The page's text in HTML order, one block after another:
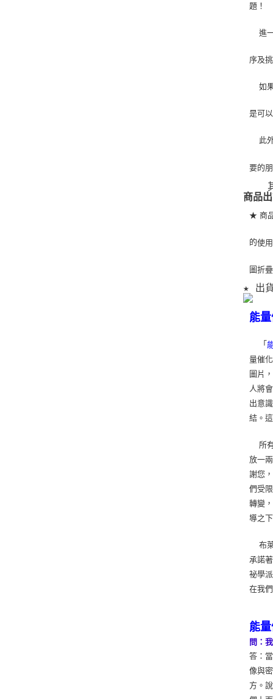
題！
序及
是可
要的
商品
★ 商
的使
圖折
★ 出
能
「
量催
圖片
人將
出意
結。
所有
放一
謝您
們受
轉變
導之
布萊
承諾
祕學
在我
能
問：
答：
像與
方。